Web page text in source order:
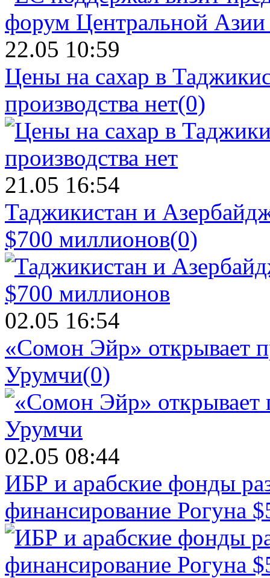
22.05 10:59
Цены на сахар в
производства нет(0)
21.05 16:54
Таджикистан и
$700 миллионов(0)
02.05 16:54
«Сомон Эйр» открывает
Урумчи(0)
02.05 08:44
ИБР и арабские фонды
финансирование Рогуна